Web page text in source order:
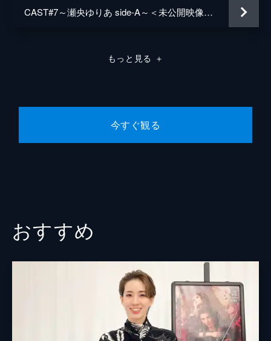
CAST#7～瀬央ゆりあ side-A～＜未公開映像付＞
もっと見る ＋
今すぐ観る
おすすめ